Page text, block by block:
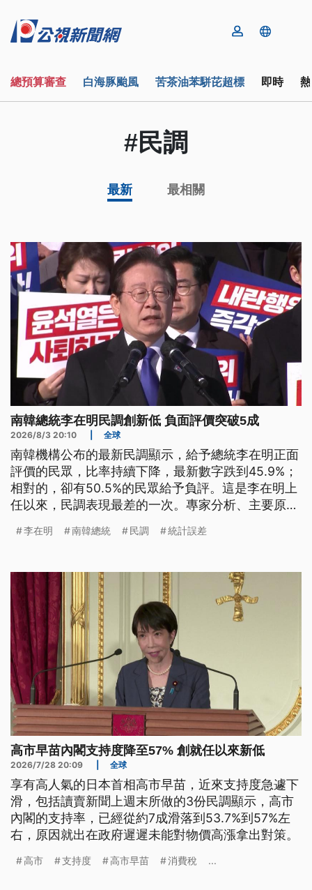
總預算審查 白海豚颱風 苦茶油苯駢芘超標 即時
#民調
最新 最相關
南韓總統李在明民調創新低 負面評價突破5成
2026/8/3 20:10 全球
南韓機構公布的最新民調顯示，給予總統李在明正面
評價的民眾，比率持續下降，最新數字跌到45.9%；
相對的，卻有50.5%的民眾給予負評。這是李在明上
任以來，民調表現最差的一次。專家分析、主要原因
李在明 南韓總統 民調 統計誤差
高市早苗內閣支持度降至57% 創就任以來新低
2026/7/28 20:09 全球
享有高人氣的日本首相高市早苗，近來支持度急遽下
滑，包括讀賣新聞上週末所做的3份民調顯示，高市
內閣的支持率，已經從約7成滑落到53.7%到57%左
右，原因就出在政府遲遲未能對物價高漲拿出對策。
高市 支持度 高市早苗 消費稅 ...